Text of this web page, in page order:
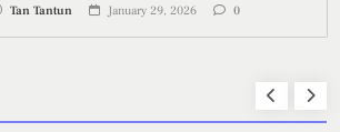
Tan Tantun January 29, 2026 0